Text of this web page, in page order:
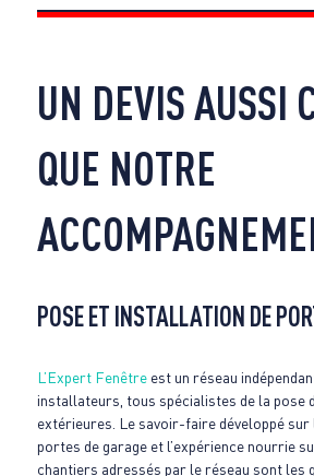
UN DEVIS AUSSI
QUE NOTRE
POSE ET INSTALLATION DE
L’Expert Fenêtreest un réseau
installateurs, tous spécialistes de la pose
extérieures. Le savoir-faire développé sur
portes de garage et l’expérience nourrie
chantiers adressés par le réseau sont les